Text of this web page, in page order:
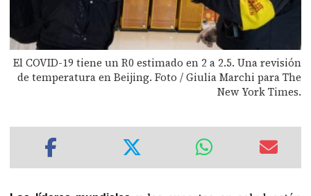
El COVID-19 tiene un R0 estimado en 2 a 2.5. Una revisión
de temperatura en Beijing. Foto / Giulia Marchi para The
New York Times.